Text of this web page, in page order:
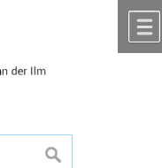
suchen